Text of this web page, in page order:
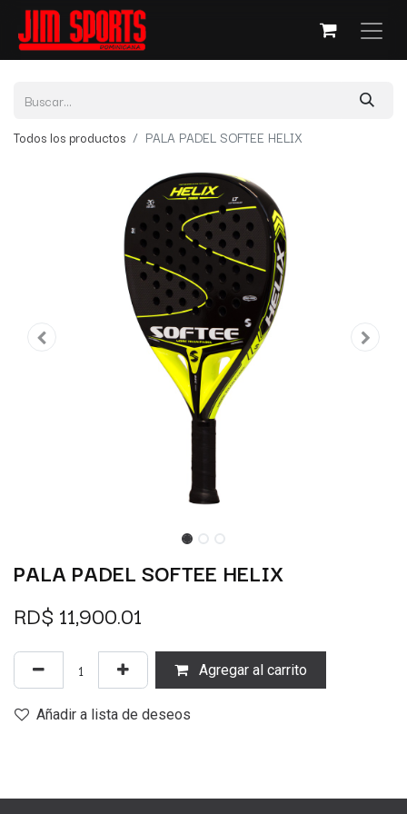
Todos los productos PALA PADEL SOFTEE HELIX
PALA PADEL SOFTEE HELIX
RD$ 11,900.01
Agregar al carrito
Añadir a lista de deseos